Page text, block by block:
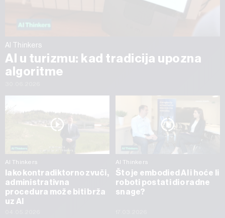
AI Thinkers
AI u turizmu: kad tradicija upozna
algoritme
AI Thinkers
Iako kontradiktorno zvuči,
administrativna
procedura može biti brža
uz AI
AI Thinkers
Što je embodied AI i hoće li
roboti postati dio radne
snage?